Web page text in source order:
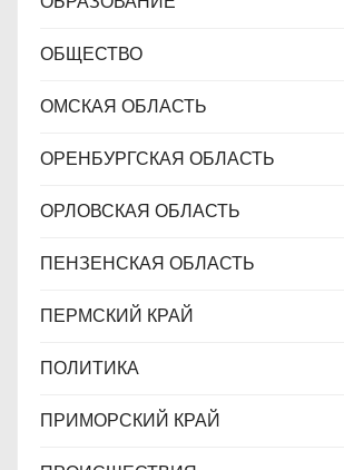
ОБЩЕСТВО
ОМСКАЯ ОБЛАСТЬ
ОРЕНБУРГСКАЯ ОБЛАСТЬ
ОРЛОВСКАЯ ОБЛАСТЬ
ПЕНЗЕНСКАЯ ОБЛАСТЬ
ПЕРМСКИЙ КРАЙ
ПОЛИТИКА
ПРИМОРСКИЙ КРАЙ